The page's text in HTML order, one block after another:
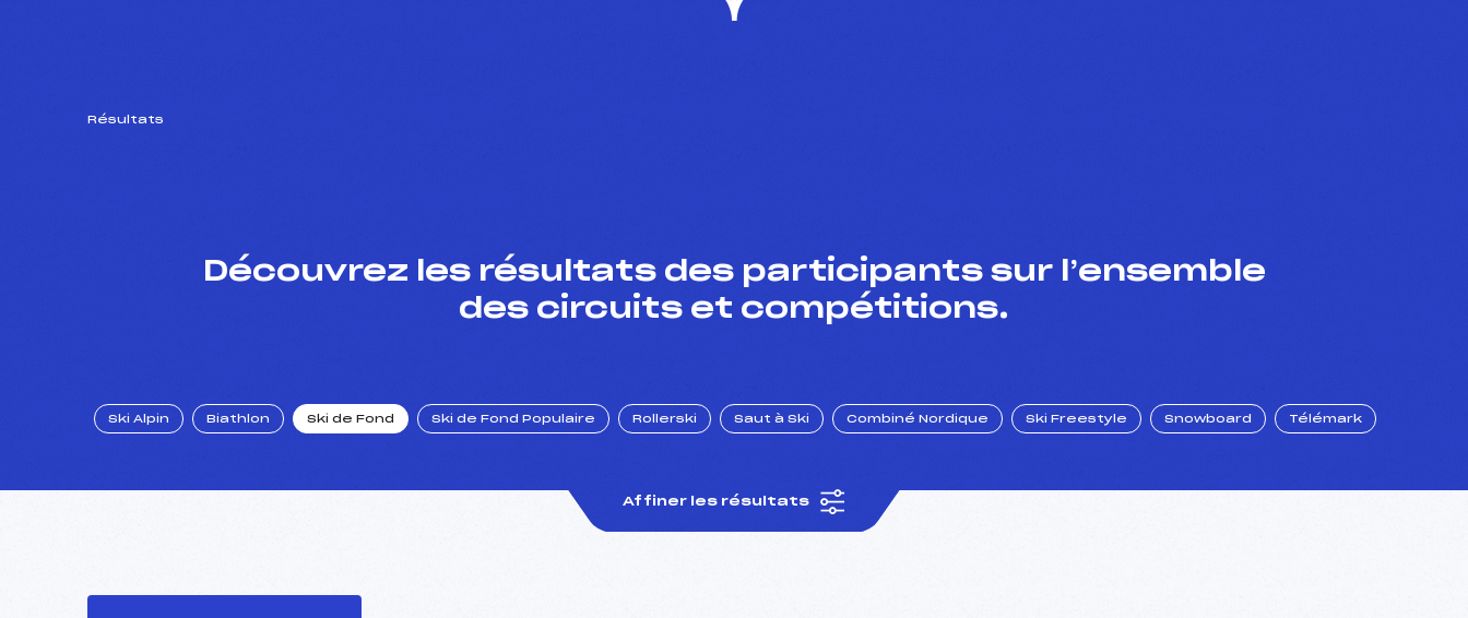
Résultats
Découvrez les résultats des participants sur l’ensemble
des circuits et compétitions.
Ski Alpin Biathlon Ski de Fond Ski de Fond Populaire Rollerski Saut à Ski Combiné Nordique Ski Freestyle Snowboard Télémark
Affiner les résultats